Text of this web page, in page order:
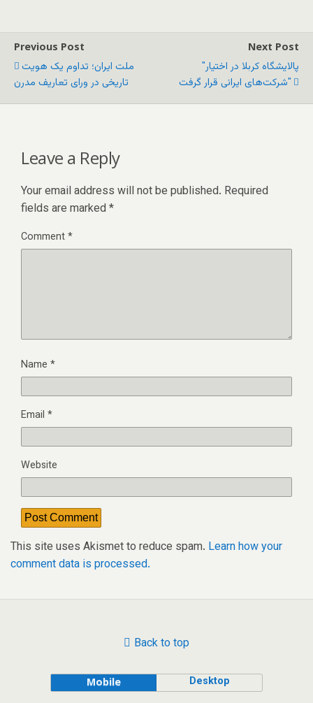
Previous Post
ملت ایران؛ تداوم یک هویت
تاریخی در ورای تعاریف مدرن
Next Post
"پالایشگاه کربلا در اختیار
شرکت‌های ایرانی قرار گرفت"
Leave a Reply
Your email address will not be published. Required
fields are marked *
Comment*
Name *
Email *
Website
This site uses Akismet to reduce spam. Learn how your
comment data is processed.
Back to top
Mobile Desktop